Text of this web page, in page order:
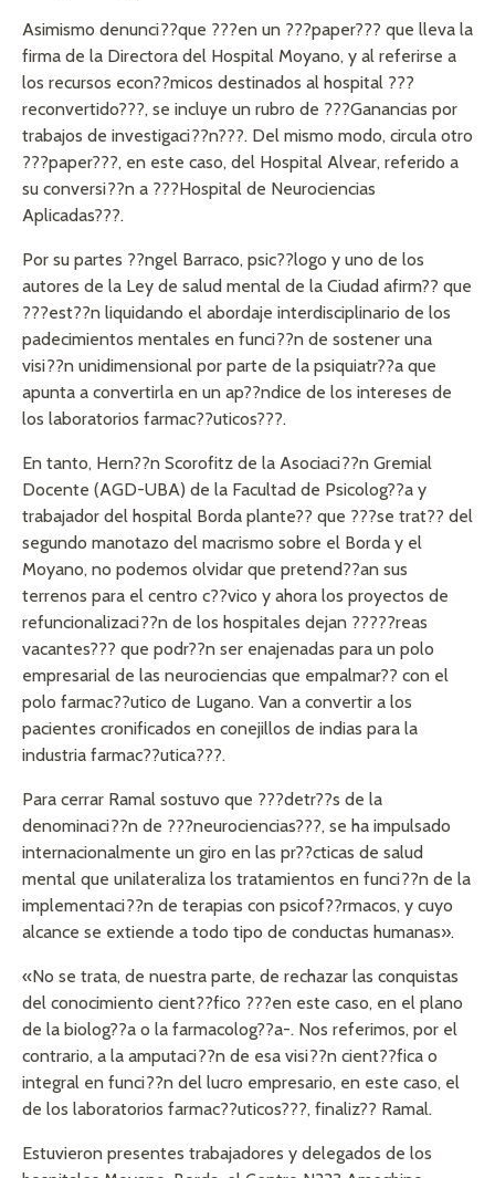
Asimismo denunci??que ???en un ???paper??? que lleva la
firma de la Directora del Hospital Moyano, y al referirse a
los recursos econ??micos destinados al hospital ???
reconvertido???, se incluye un rubro de ???Ganancias por
trabajos de investigaci??n???. Del mismo modo, circula otro
???paper???, en este caso, del Hospital Alvear, referido a
su conversi??n a ???Hospital de Neurociencias
Aplicadas???.
Por su partes ??ngel Barraco, psic??logo y uno de los
autores de la Ley de salud mental de la Ciudad afirm?? que
???est??n liquidando el abordaje interdisciplinario de los
padecimientos mentales en funci??n de sostener una
visi??n unidimensional por parte de la psiquiatr??a que
apunta a convertirla en un ap??ndice de los intereses de
los laboratorios farmac??uticos???.
En tanto, Hern??n Scorofitz de la Asociaci??n Gremial
Docente (AGD-UBA) de la Facultad de Psicolog??a y
trabajador del hospital Borda plante?? que ???se trat?? del
segundo manotazo del macrismo sobre el Borda y el
Moyano, no podemos olvidar que pretend??an sus
terrenos para el centro c??vico y ahora los proyectos de
refuncionalizaci??n de los hospitales dejan ?????reas
vacantes??? que podr??n ser enajenadas para un polo
empresarial de las neurociencias que empalmar?? con el
polo farmac??utico de Lugano. Van a convertir a los
pacientes cronificados en conejillos de indias para la
industria farmac??utica???.
Para cerrar Ramal sostuvo que ???detr??s de la
denominaci??n de ???neurociencias???, se ha impulsado
internacionalmente un giro en las pr??cticas de salud
mental que unilateraliza los tratamientos en funci??n de la
implementaci??n de terapias con psicof??rmacos, y cuyo
alcance se extiende a todo tipo de conductas humanas».
«No se trata, de nuestra parte, de rechazar las conquistas
del conocimiento cient??fico ???en este caso, en el plano
de la biolog??a o la farmacolog??a-. Nos referimos, por el
contrario, a la amputaci??n de esa visi??n cient??fica o
integral en funci??n del lucro empresario, en este caso, el
de los laboratorios farmac??uticos???, finaliz?? Ramal.
Estuvieron presentes trabajadores y delegados de los